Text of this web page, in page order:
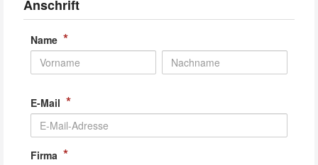
Anschrift
Name *
E-Mail *
Firma *